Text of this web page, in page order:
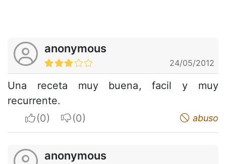
anonymous
24/05/2012
Una receta muy buena, facil y muy
recurrente.
I apreciateI do not appreciate abuso
anonymous